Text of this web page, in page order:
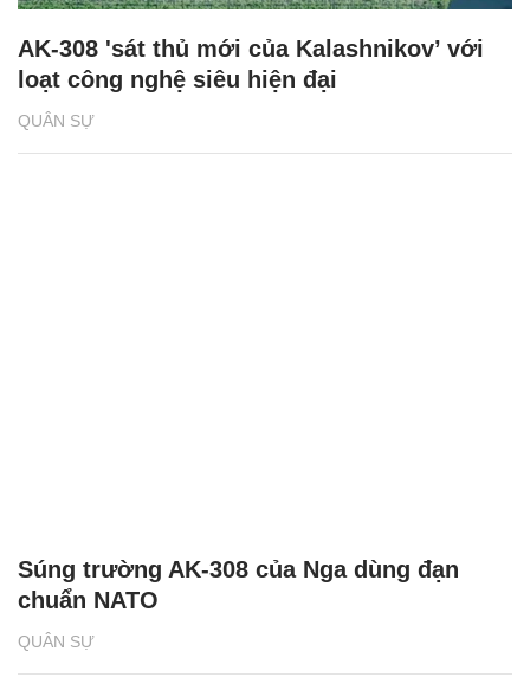
QUÂN SỰ
AK-308 'sát thủ mới của Kalashnikov’ với
loạt công nghệ siêu hiện đại
QUÂN SỰ
Súng trường AK-308 của Nga dùng đạn
chuẩn NATO